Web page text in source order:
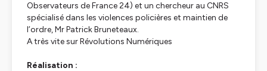
Observateurs de France 24) et un chercheur au CNRS
spécialisé dans les violences policières et maintien de
l’ordre, Mr Patrick Bruneteaux.
A très vite sur Révolutions Numériques
Réalisation :